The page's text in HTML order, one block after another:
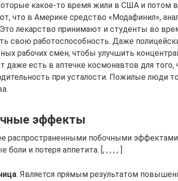
какое-то время жили в США и потом
что в Америке средство «Модафинил»,
Это лекарство принимают и студенты во
свою работоспособность. Даже
рабочих смен, чтобы улучшить
даже есть в аптечке космонавтов для
при усталости. Пожилые люди
эффекты
распространенными побочными
боли и потеря аппетита. [, , , , , ]
. Является прямым результатом